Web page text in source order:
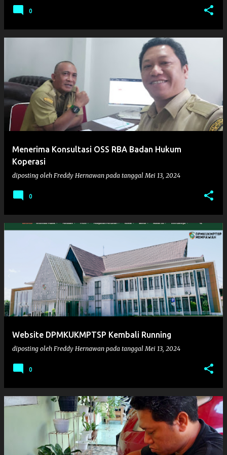
0
Menerima Konsultasi OSS RBA Badan Hukum
Koperasi
diposting oleh Freddy Hernawan pada tanggalMei 13, 2024
0
Website DPMKUKMPTSP Kembali Running
diposting oleh Freddy Hernawan pada tanggalMei 13, 2024
0